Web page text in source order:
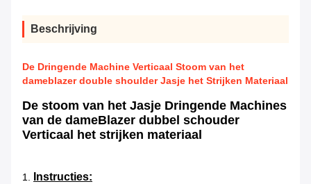
Beschrijving
De Dringende Machine Verticaal Stoom van het
dameblazer double shoulder Jasje het Strijken Materiaal
De stoom van het Jasje Dringende Machines
van de dameBlazer dubbel schouder
Verticaal het strijken materiaal
1. Instructies: